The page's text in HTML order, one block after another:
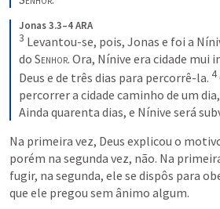
Jonas 3.3–4 ARA
3 Levantou-se, pois, Jonas e foi a
do Senhor. Ora, Nínive era cidade
Deus e de três dias para percorrê-la. 4
percorrer a cidade caminho de um
Ainda quarenta dias, e Nínive será
Na primeira vez, Deus explicou o
porém na segunda vez, não. Na
fugir, na segunda, ele se dispôs para
que ele pregou sem ânimo algum.